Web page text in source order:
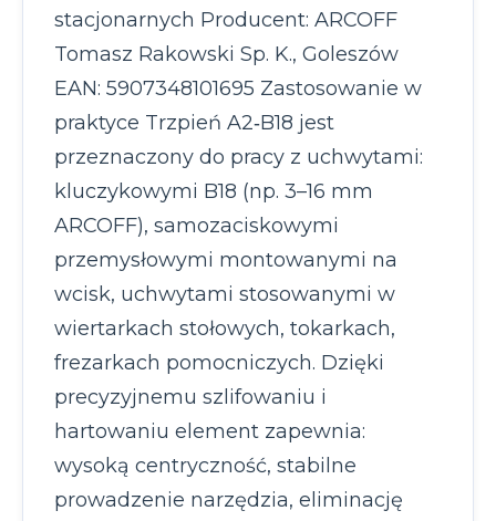
stacjonarnych Producent: ARCOFF
Tomasz Rakowski Sp. K., Goleszów
EAN: 5907348101695 Zastosowanie w
praktyce Trzpień A2‑B18 jest
przeznaczony do pracy z uchwytami:
kluczykowymi B18 (np. 3–16 mm
ARCOFF), samozaciskowymi
przemysłowymi montowanymi na
wcisk, uchwytami stosowanymi w
wiertarkach stołowych, tokarkach,
frezarkach pomocniczych. Dzięki
precyzyjnemu szlifowaniu i
hartowaniu element zapewnia:
wysoką centryczność, stabilne
prowadzenie narzędzia, eliminację